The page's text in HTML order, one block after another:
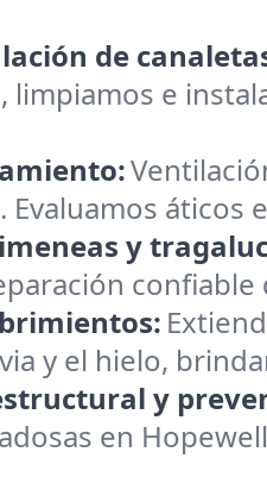
de
limpiamos e
Evaluamos
y
y el hielo,
y
en